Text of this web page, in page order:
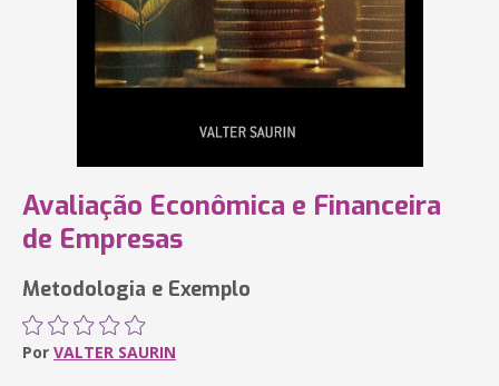
Avaliação Econômica e Financeira
de Empresas
Metodologia e Exemplo
Por VALTER SAURIN